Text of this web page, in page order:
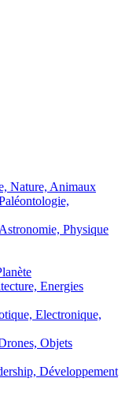
Nature, Animaux
Physique
Energies
Electronique,
Objets
Développement